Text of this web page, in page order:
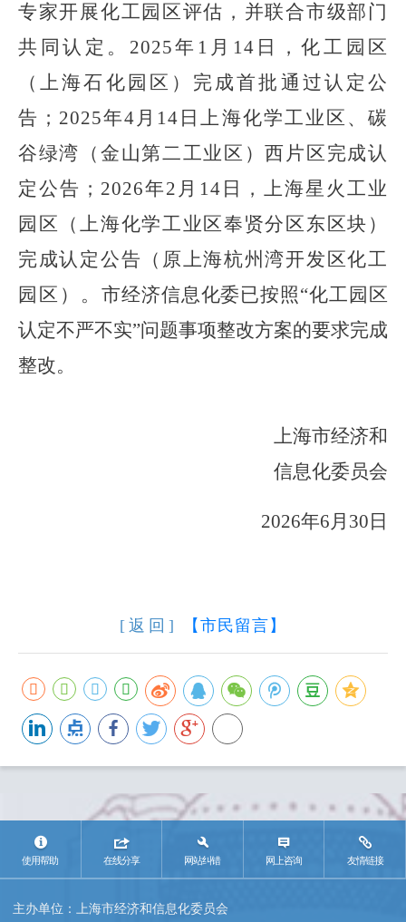
专家开展化工园区评估， 并联合市级部门
共同认定 。 2025年 1 月 14 日，化工园区
（上海石化园区）完成首批通过认定公
告 ； 2025年4 月 14 日上海化学工业 区、碳
谷绿湾（金山第二工业区）西片区完成认
定公告 ； 2026年2 月 14 日，上海星火工业
园区（上海化学工业区奉贤分区东区块）
完成认定公告（原上海杭州湾开发区化工
园区）。 市经济信息化委已按照“化工园区
认定不严不实”问题事项整改方案的要求完成
整改。
上海市经济和
信息化委员会
2026年6月 30 日
[返回] 【市民留言】
使用帮助 在线分享 网站纠错 网上咨询 友情链接
主办单位：上海市经济和信息化委员会